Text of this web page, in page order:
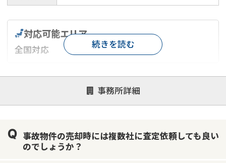
事務所詳細
対応可能エリア
全国対応
対応が親身 オンライン面談可能
レスポンスが早い
1億円以上の買取可
続きを読む
事故物件の売却時には複数社に査定依頼しても良い
のでしょうか？